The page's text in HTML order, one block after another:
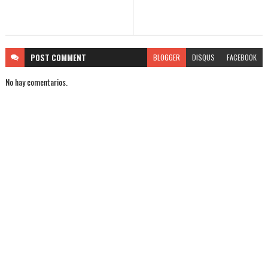
POST COMMENT BLOGGER DISQUS FACEBOOK
No hay comentarios.